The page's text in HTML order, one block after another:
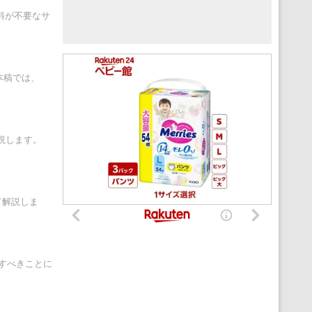
が不要なサ
では、
ます。
説しま
べきことに